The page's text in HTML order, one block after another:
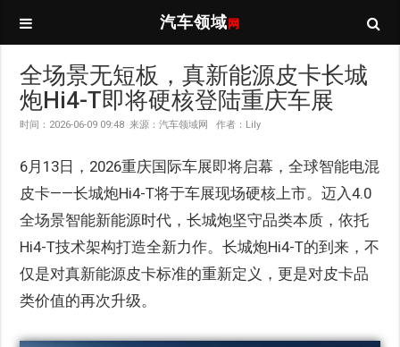
汽车领域 网
全场景无短板，真新能源皮卡长城
炮Hi4-T即将硬核登陆重庆车展
时间：2026-06-09 09:48 来源：汽车领域网 作者：Lily
6月13日，2026重庆国际车展即将启幕，全球智能电混
皮卡——长城炮Hi4-T将于车展现场硬核上市。迈入4.0
全场景智能新能源时代，长城炮坚守品类本质，依托
Hi4-T技术架构打造全新力作。长城炮Hi4-T的到来，不
仅是对真新能源皮卡标准的重新定义，更是对皮卡品
类价值的再次升级。